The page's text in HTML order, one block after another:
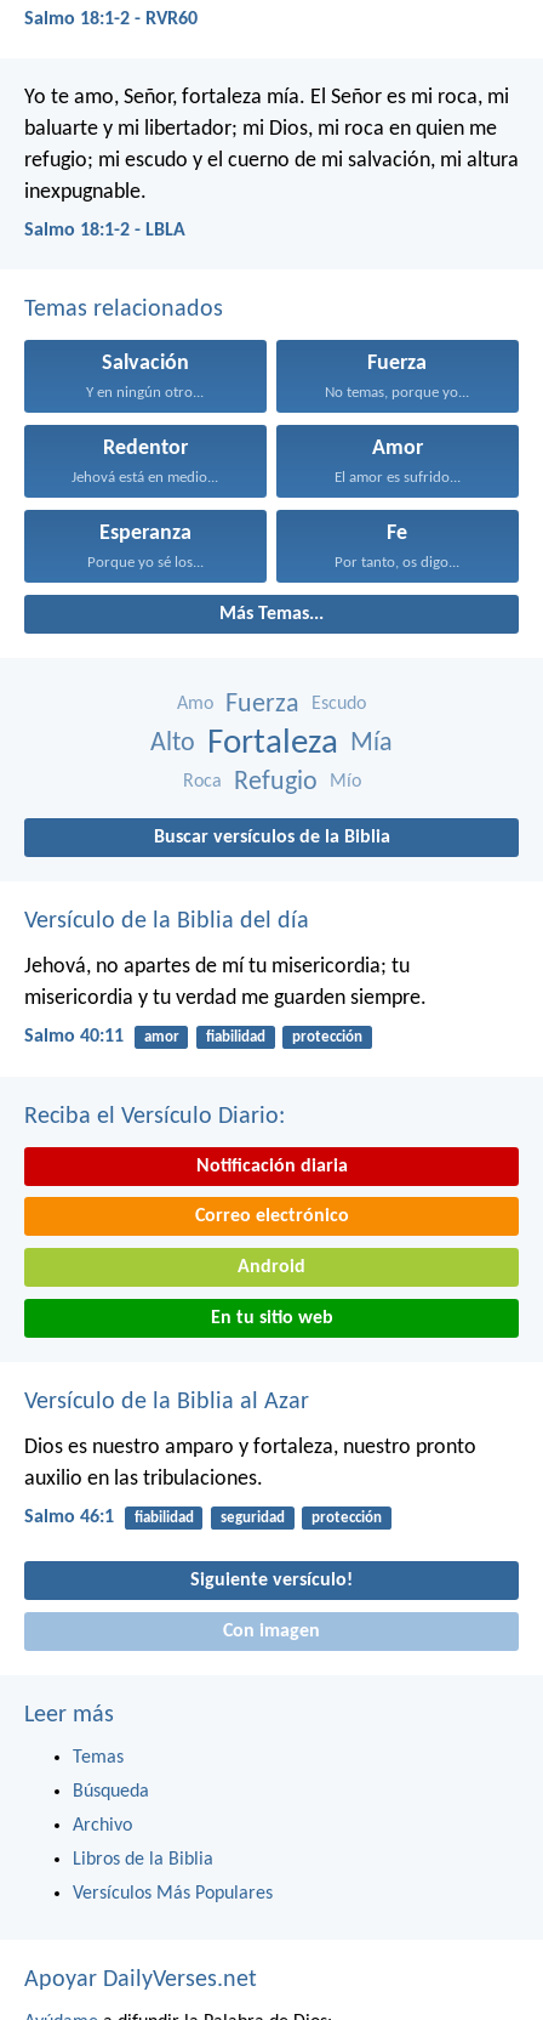
Salmo 18:1-2 - RVR60
Yo te amo, Señor, fortaleza mía. El Señor es mi roca, mi
baluarte y mi libertador; mi Dios, mi roca en quien me
refugio; mi escudo y el cuerno de mi salvación, mi altura
inexpugnable.
Salmo 18:1-2 - LBLA
Temas relacionados
Salvación
Y en ningún otro...
Fuerza
No temas, porque yo...
Redentor
Jehová está en medio...
Amor
El amor es sufrido...
Esperanza
Porque yo sé los...
Fe
Por tanto, os digo...
Más Temas...
Amo Fuerza Escudo
Alto Fortaleza Mía
Roca Refugio Mío
Buscar versículos de la Biblia
Versículo de la Biblia del día
Jehová, no apartes de mí tu misericordia; tu
misericordia y tu verdad me guarden siempre.
Salmo 40:11 amor fiabilidad protección
Reciba el Versículo Diario:
Notificación diaria
Correo electrónico
Android
En tu sitio web
Versículo de la Biblia al Azar
Dios es nuestro amparo y fortaleza, nuestro pronto
auxilio en las tribulaciones.
Salmo 46:1 fiabilidad seguridad protección
Siguiente versículo!
Con imagen
Leer más
Temas
Búsqueda
Archivo
Libros de la Biblia
Versículos Más Populares
Apoyar DailyVerses.net